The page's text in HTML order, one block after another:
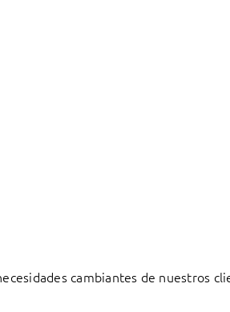
cambiantes de nuestros